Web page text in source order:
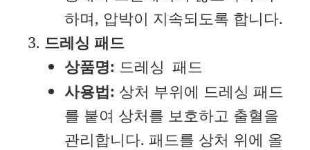
하며, 압박이 지속되도록 합니다.
드레싱 패드
상품명: 드레싱 패드
사용법: 상처 부위에 드레싱 패드
를 붙여 상처를 보호하고 출혈을
관리합니다. 패드를 상처 위에 올